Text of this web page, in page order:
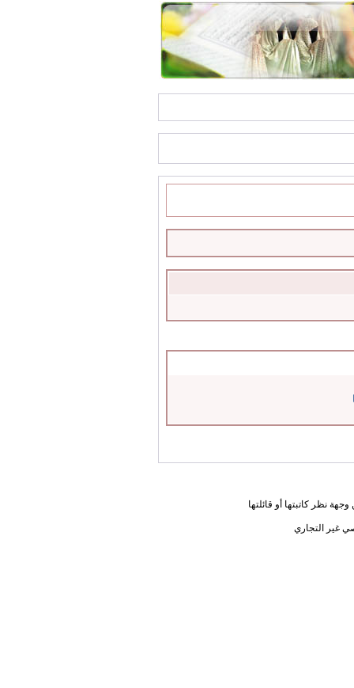
نظر كاتبتها أو قائلتها
غير التجاري